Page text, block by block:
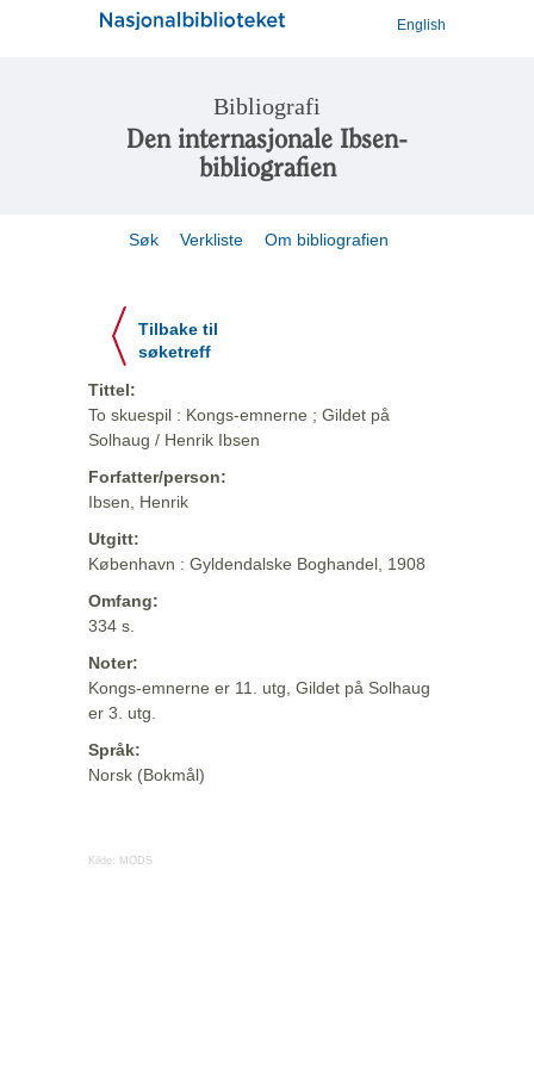
English
Bibliografi
Den internasjonale Ibsen-
bibliografien
Søk Verkliste Om bibliografien
Tilbake til
søketreff
Tittel:
To skuespil : Kongs-emnerne ; Gildet på
Solhaug / Henrik Ibsen
Forfatter/person:
Ibsen, Henrik
Utgitt:
København : Gyldendalske Boghandel, 1908
Omfang:
334 s.
Noter:
Kongs-emnerne er 11. utg, Gildet på Solhaug
er 3. utg.
Språk:
Norsk (Bokmål)
Kilde: MODS